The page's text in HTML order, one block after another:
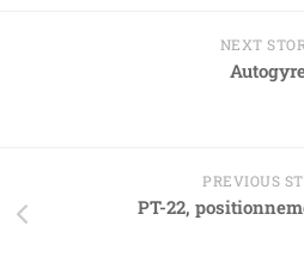
NEXT
PREVIOUS
PT-22,